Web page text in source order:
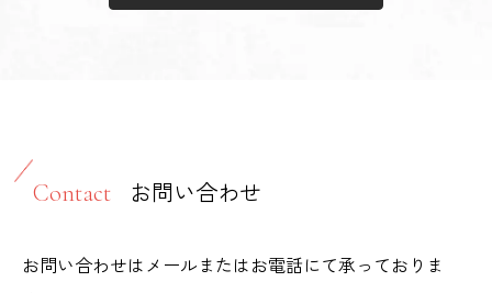
Contact お問い合わせ
お問い合わせはメールまたはお電話にて承っておりま